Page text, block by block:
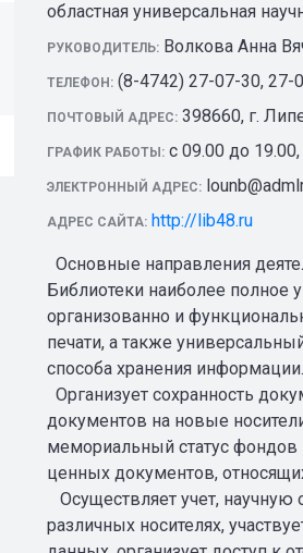
областная универсальная
РУКОВОДИТЕЛЬ: Волкова Анна
ТЕЛЕФОН: (8-4742) 27-07-30, 27-
ПОЧТОВЫЙ АДРЕС: 398660, г.
ГРАФИК РАБОТЫ: с 09.00 до
ЭЛЕКТРОННЫЙ АДРЕС:
АДРЕС САЙТА: http://lib48.ru
Основные направления
Библиотеки наиболее полное
организованно и
печати, а также
способа хранения информации.
Организует сохранность
документов на новые
мемориальный статус фондов
ценных документов,
Осуществляет учет,
различных носителях,